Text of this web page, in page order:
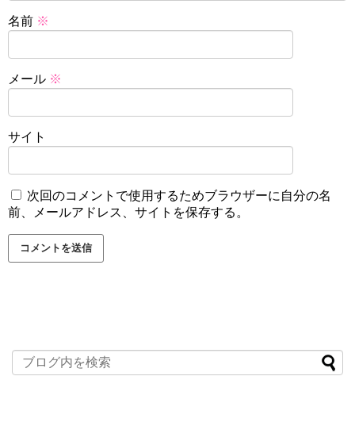
名前 ※
メール ※
サイト
次回のコメントで使用するためブラウザーに自分の名
前、メールアドレス、サイトを保存する。